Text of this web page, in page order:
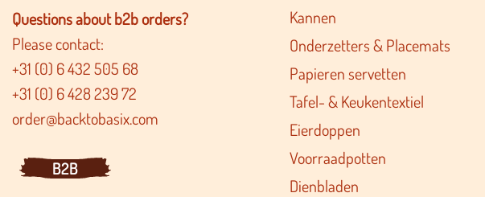
Questions about b2b orders?
Please contact:
+31 (0) 6 432 505 68
+31 (0) 6 428 239 72
order@backtobasix.com
B2B
Kannen
Onderzetters & Placemats
Papieren servetten
Tafel- & Keukentextiel
Eierdoppen
Voorraadpotten
Dienbladen